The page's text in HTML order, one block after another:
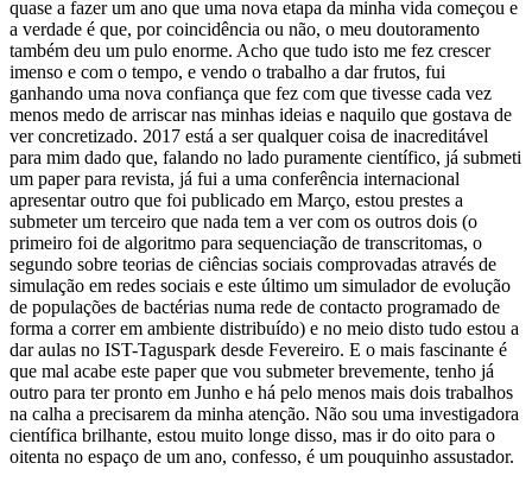
quase a fazer um ano que uma nova etapa da minha vida começou e
a verdade é que, por coincidência ou não, o meu doutoramento
também deu um pulo enorme. Acho que tudo isto me fez crescer
imenso e com o tempo, e vendo o trabalho a dar frutos, fui
ganhando uma nova confiança que fez com que tivesse cada vez
menos medo de arriscar nas minhas ideias e naquilo que gostava de
ver concretizado. 2017 está a ser qualquer coisa de inacreditável
para mim dado que, falando no lado puramente científico, já submeti
um paper para revista, já fui a uma conferência internacional
apresentar outro que foi publicado em Março, estou prestes a
submeter um terceiro que nada tem a ver com os outros dois (o
primeiro foi de algoritmo para sequenciação de transcritomas, o
segundo sobre teorias de ciências sociais comprovadas através de
simulação em redes sociais e este último um simulador de evolução
de populações de bactérias numa rede de contacto programado de
forma a correr em ambiente distribuído) e no meio disto tudo estou a
dar aulas no IST-Taguspark desde Fevereiro. E o mais fascinante é
que mal acabe este paper que vou submeter brevemente, tenho já
outro para ter pronto em Junho e há pelo menos mais dois trabalhos
na calha a precisarem da minha atenção. Não sou uma investigadora
científica brilhante, estou muito longe disso, mas ir do oito para o
oitenta no espaço de um ano, confesso, é um pouquinho assustador.